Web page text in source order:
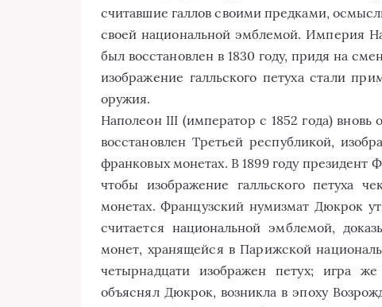
считавшие галлов своими предками,
своей национальной эмблемой. Империя
был восстановлен в 1830 году, придя на
изображение галльского петуха стали
оружия.
Наполеон III (император с 1852 года) вновь
восстановлен Третьей республикой,
франковых монетах. В 1899 году президент
чтобы изображение галльского петуха
монетах. Французский нумизмат Дюкрок
считается национальной эмблемой,
монет, хранящейся в Парижской
четырнадцати изображен петух; игра
объяснял Дюкрок, возникла в эпоху